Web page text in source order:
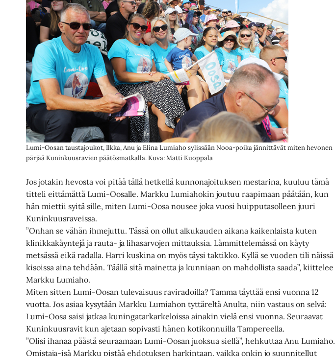
Lumi-Oosan taustajoukot, Ilkka, Anu ja Elina Lumiaho sylissään Nooa-poika jännittävät miten hevonen
pärjää Kuninkuusravien päätösmatkalla. Kuva: Matti Kuoppala
Jos jotakin hevosta voi pitää tällä hetkellä kunnonajoituksen mestarina, kuuluu tämä
titteli eittämättä Lumi-Oosalle. Markku Lumiahokin joutuu raapimaan päätään, kun
hän miettii syitä sille, miten Lumi-Oosa nousee joka vuosi huipputasolleen juuri
Kuninkuusraveissa.
”Onhan se vähän ihmejuttu. Tässä on ollut alkukauden aikana kaikenlaista kuten
klinikkakäyntejä ja rauta- ja lihasarvojen mittauksia. Lämmittelemässä on käyty
metsässä eikä radalla. Harri kuskina on myös täysi taktikko. Kyllä se vuoden tili näissä
kisoissa aina tehdään. Täällä sitä mainetta ja kunniaan on mahdollista saada”, kiittelee
Markku Lumiaho.
Miten sitten Lumi-Oosan tulevaisuus raviradoilla? Tamma täyttää ensi vuonna 12
vuotta. Jos asiaa kysytään Markku Lumiahon tyttäreltä Anulta, niin vastaus on selvä:
Lumi-Oosa saisi jatkaa kuningatarkarkeloissa ainakin vielä ensi vuonna. Seuraavat
Kuninkuusravit kun ajetaan sopivasti hänen kotikonnuilla Tampereella.
”Olisi ihanaa päästä seuraamaan Lumi-Oosan juoksua siellä”, hehkuttaa Anu Lumiaho.
Omistaja-isä Markku pistää ehdotuksen harkintaan, vaikka onkin jo suunnitellut